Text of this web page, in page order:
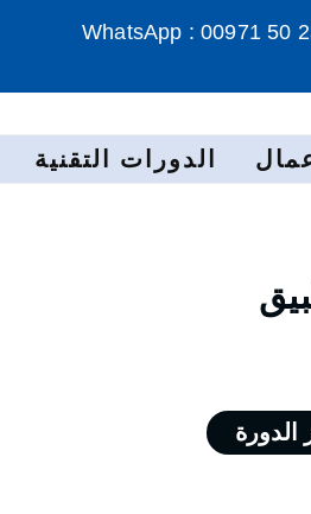
WhatsApp : 00971 50
الدورات التقنية
الدورة